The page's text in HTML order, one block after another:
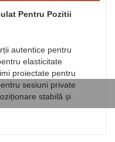
Pentru Pozitii
autentice pentru
elasticitate
proiectate pentru
sesiuni private
stabilă și